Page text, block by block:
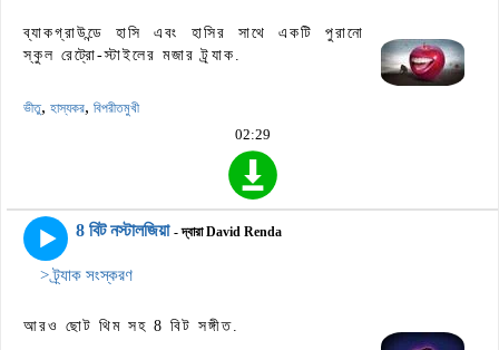
ব্যাকগ্রাউন্ডে হাসি এবং হাসির সাথে একটি পুরানো
স্কুল রেট্রো-স্টাইলের মজার ট্র্যাক.
ভীতু, হাস্যকর, বিপরীতমুখী
02:29
8 বিট নস্টালজিয়া - দ্বারা David Renda
> ট্র্যাক সংস্করণ
আরও ছোট থিম সহ 8 বিট সঙ্গীত.